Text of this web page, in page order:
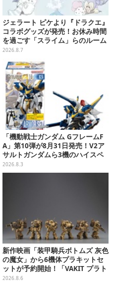
ジェラート ピケより『ドラクエ』
コラボグッズが発売！お休み時間
を過ごす「スライム」らのルーム
ウェア、雑貨など多数ラインナッ
2026.8.7
「機動戦士ガンダム GフレームF
A」第10弾が8月31日発売！V2ア
サルトガンダムら3機のハイスペ
ック可動フィギュア
2026.8.3
新作映画「装甲騎兵ボトムズ 灰色
の魔女」から6機体プラキットセ
ットが予約開始！「VAKIT プラト
ーン」第1弾、各部関節可動仕様
2026.8.6